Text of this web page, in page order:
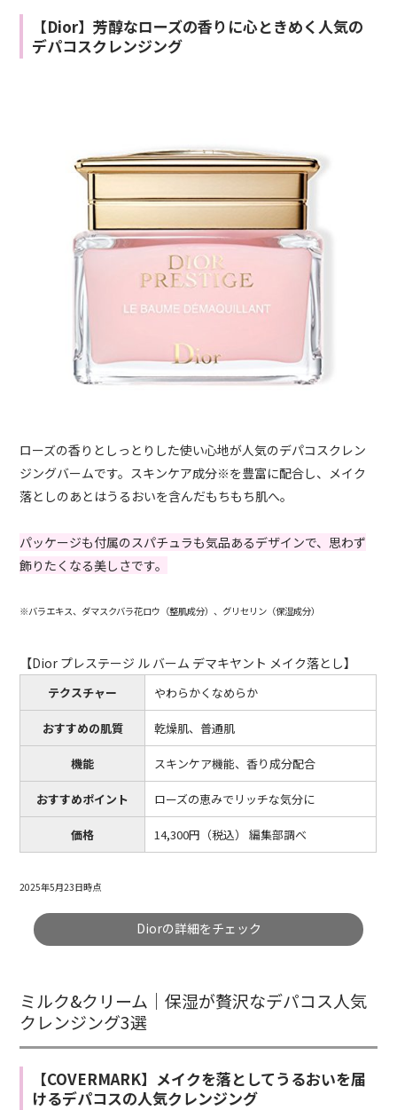
【Dior】芳醇なローズの香りに心ときめく人気の
デパコスクレンジング
ローズの香りとしっとりした使い心地が人気のデパコスクレン
ジングバームです。スキンケア成分※を豊富に配合し、メイク
落としのあとはうるおいを含んだもちもち肌へ。
パッケージも付属のスパチュラも気品あるデザインで、思わず
飾りたくなる美しさです。
※バラエキス、ダマスクバラ花ロウ（整肌成分）、グリセリン（保湿成分）
【Dior プレステージ ル バーム デマキヤント メイク落とし】
テクスチャー やわらかくなめらか
おすすめの肌質 乾燥肌、普通肌
機能 スキンケア機能、香り成分配合
おすすめポイント ローズの恵みでリッチな気分に
価格 14,300円（税込） 編集部調べ
2025年5月23日時点
Diorの詳細をチェック
ミルク&クリーム｜保湿が贅沢なデパコス人気
クレンジング3選
【COVERMARK】メイクを落としてうるおいを届
けるデパコスの人気クレンジング